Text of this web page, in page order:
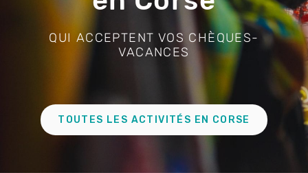
QUI ACCEPTENT VOS CHÈQUES-
VACANCES
TOUTES LES ACTIVITÉS EN CORSE